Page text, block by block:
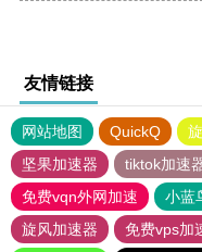
友情链接
网站地图 QuickQ
坚果加速器
tiktok加速
免费vqn外网加速
小蓝
旋风加速器
免费vps加